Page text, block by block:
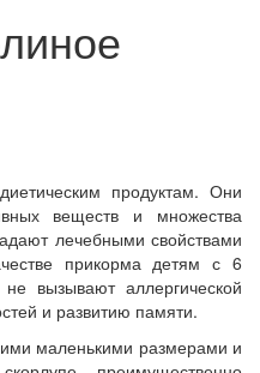
продуктам. Они
веществ и множества
лечебными свойствами
прикорма детям с 6
не вызывают аллергической
и развитию памяти.
маленькими размерами и